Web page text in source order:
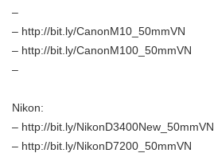
–
– http://bit.ly/CanonM10_50mmVN
– http://bit.ly/CanonM100_50mmVN
–
Nikon:
– http://bit.ly/NikonD3400New_50mmVN
– http://bit.ly/NikonD7200_50mmVN